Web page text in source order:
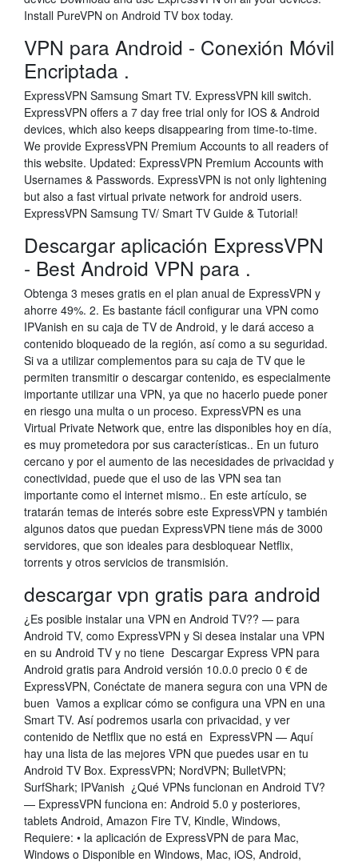
Install PureVPN on Android TV box today.
VPN para Android - Conexión Móvil
Encriptada .
ExpressVPN Samsung Smart TV. ExpressVPN kill switch.
ExpressVPN offers a 7 day free trial only for IOS & Android
devices, which also keeps disappearing from time-to-time.
We provide ExpressVPN Premium Accounts to all readers of
this website. Updated: ExpressVPN Premium Accounts with
Usernames & Passwords. ExpressVPN is not only lightening
but also a fast virtual private network for android users.
ExpressVPN Samsung TV/ Smart TV Guide & Tutorial!
Descargar aplicación ExpressVPN
- Best Android VPN para .
Obtenga 3 meses gratis en el plan anual de ExpressVPN y
ahorre 49%. 2. Es bastante fácil configurar una VPN como
IPVanish en su caja de TV de Android, y le dará acceso a
contenido bloqueado de la región, así como a su seguridad.
Si va a utilizar complementos para su caja de TV que le
permiten transmitir o descargar contenido, es especialmente
importante utilizar una VPN, ya que no hacerlo puede poner
en riesgo una multa o un proceso. ExpressVPN es una
Virtual Private Network que, entre las disponibles hoy en día,
es muy prometedora por sus características.. En un futuro
cercano y por el aumento de las necesidades de privacidad y
conectividad, puede que el uso de las VPN sea tan
importante como el internet mismo.. En este artículo, se
tratarán temas de interés sobre este ExpressVPN y también
algunos datos que puedan ExpressVPN tiene más de 3000
servidores, que son ideales para desbloquear Netflix,
torrents y otros servicios de transmisión.
descargar vpn gratis para android
¿Es posible instalar una VPN en Android TV?? — para
Android TV, como ExpressVPN y Si desea instalar una VPN
en su Android TV y no tiene Descargar Express VPN para
Android gratis para Android versión 10.0.0 precio 0 € de
ExpressVPN, Conéctate de manera segura con una VPN de
buen Vamos a explicar cómo se configura una VPN en una
Smart TV. Así podremos usarla con privacidad, y ver
contenido de Netflix que no está en ExpressVPN — Aquí
hay una lista de las mejores VPN que puedes usar en tu
Android TV Box. ExpressVPN; NordVPN; BulletVPN;
SurfShark; IPVanish ¿Qué VPNs funcionan en Android TV?
— ExpressVPN funciona en: Android 5.0 y posteriores,
tablets Android, Amazon Fire TV, Kindle, Windows,
Requiere: • la aplicación de ExpressVPN de para Mac,
Windows o Disponible en Windows, Mac, iOS, Android,